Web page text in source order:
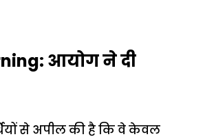
आयोग ने दी
से अपील की है कि वे केवल